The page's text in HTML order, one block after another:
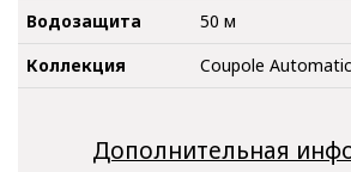
Водозащита
50 м
Коллекция
Coupole Automatic
Дополнительная